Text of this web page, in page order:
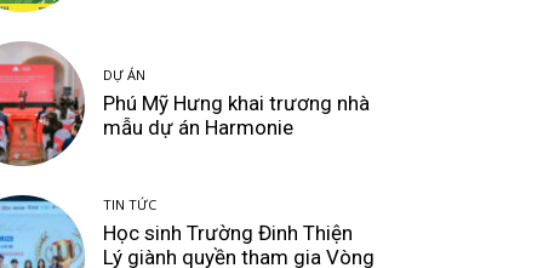
DỰ ÁN
Phú Mỹ Hưng khai trương nhà
mẫu dự án Harmonie
TIN TỨC
Học sinh Trường Đinh Thiện
Lý giành quyền tham gia Vòng